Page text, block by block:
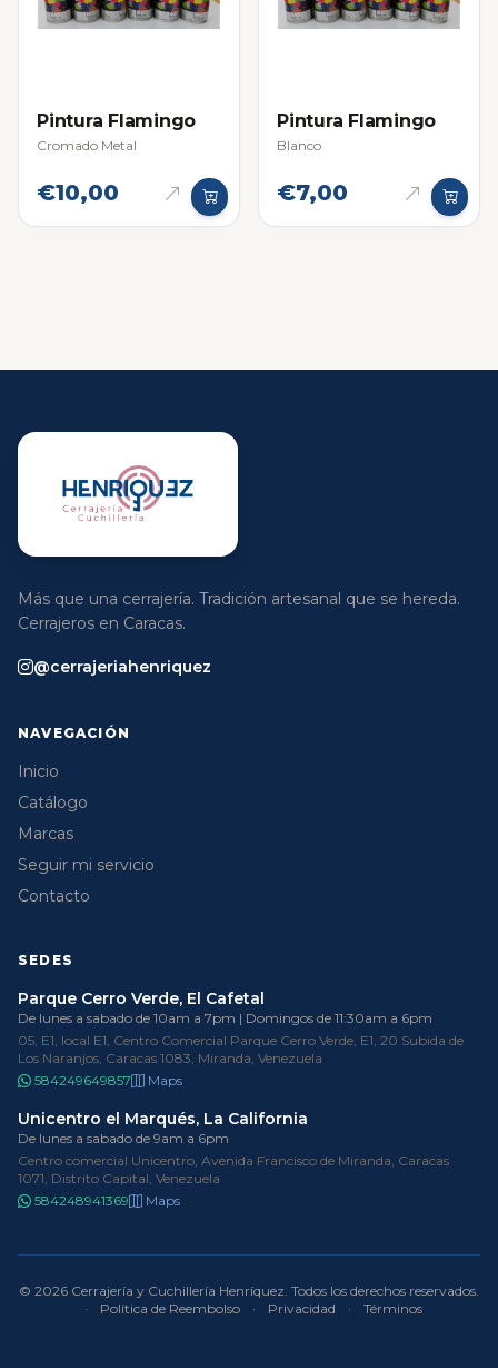
Pintura Flamingo
Cromado Metal
€10,00
Pintura Flamingo
Blanco
€7,00
Más que una cerrajería. Tradición artesanal que se hereda.
Cerrajeros en Caracas.
@cerrajeriahenriquez
NAVEGACIÓN
Inicio
Catálogo
Marcas
Seguir mi servicio
Contacto
SEDES
Parque Cerro Verde, El Cafetal
De lunes a sabado de 10am a 7pm | Domingos de 11:30am a 6pm
05, E1, local E1, Centro Comercial Parque Cerro Verde, E1, 20 Subida de
Los Naranjos, Caracas 1083, Miranda, Venezuela
584249649857
Maps
Unicentro el Marqués, La California
De lunes a sabado de 9am a 6pm
Centro comercial Unicentro, Avenida Francisco de Miranda, Caracas
1071, Distrito Capital, Venezuela
584248941369
Maps
© 2026 Cerrajería y Cuchillería Henríquez. Todos los derechos reservados.
·
Política de Reembolso · Privacidad · Términos